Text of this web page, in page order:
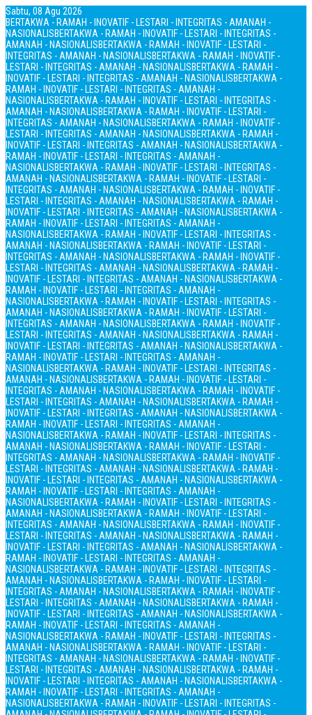
Sabtu, 08 Agu 2026
BERTAKWA - RAMAH - INOVATIF - LESTARI - INTEGRITAS - AMANAH -
NASIONALISBERTAKWA - RAMAH - INOVATIF - LESTARI - INTEGRITAS -
AMANAH - NASIONALISBERTAKWA - RAMAH - INOVATIF - LESTARI -
INTEGRITAS - AMANAH - NASIONALISBERTAKWA - RAMAH - INOVATIF -
LESTARI - INTEGRITAS - AMANAH - NASIONALISBERTAKWA - RAMAH -
INOVATIF - LESTARI - INTEGRITAS - AMANAH - NASIONALISBERTAKWA -
RAMAH - INOVATIF - LESTARI - INTEGRITAS - AMANAH -
NASIONALISBERTAKWA - RAMAH - INOVATIF - LESTARI - INTEGRITAS -
AMANAH - NASIONALISBERTAKWA - RAMAH - INOVATIF - LESTARI -
INTEGRITAS - AMANAH - NASIONALISBERTAKWA - RAMAH - INOVATIF -
LESTARI - INTEGRITAS - AMANAH - NASIONALISBERTAKWA - RAMAH -
INOVATIF - LESTARI - INTEGRITAS - AMANAH - NASIONALISBERTAKWA -
RAMAH - INOVATIF - LESTARI - INTEGRITAS - AMANAH -
NASIONALISBERTAKWA - RAMAH - INOVATIF - LESTARI - INTEGRITAS -
AMANAH - NASIONALISBERTAKWA - RAMAH - INOVATIF - LESTARI -
INTEGRITAS - AMANAH - NASIONALISBERTAKWA - RAMAH - INOVATIF -
LESTARI - INTEGRITAS - AMANAH - NASIONALISBERTAKWA - RAMAH -
INOVATIF - LESTARI - INTEGRITAS - AMANAH - NASIONALISBERTAKWA -
RAMAH - INOVATIF - LESTARI - INTEGRITAS - AMANAH -
NASIONALISBERTAKWA - RAMAH - INOVATIF - LESTARI - INTEGRITAS -
AMANAH - NASIONALISBERTAKWA - RAMAH - INOVATIF - LESTARI -
INTEGRITAS - AMANAH - NASIONALISBERTAKWA - RAMAH - INOVATIF -
LESTARI - INTEGRITAS - AMANAH - NASIONALISBERTAKWA - RAMAH -
INOVATIF - LESTARI - INTEGRITAS - AMANAH - NASIONALISBERTAKWA -
RAMAH - INOVATIF - LESTARI - INTEGRITAS - AMANAH -
NASIONALISBERTAKWA - RAMAH - INOVATIF - LESTARI - INTEGRITAS -
AMANAH - NASIONALISBERTAKWA - RAMAH - INOVATIF - LESTARI -
INTEGRITAS - AMANAH - NASIONALISBERTAKWA - RAMAH - INOVATIF -
LESTARI - INTEGRITAS - AMANAH - NASIONALISBERTAKWA - RAMAH -
INOVATIF - LESTARI - INTEGRITAS - AMANAH - NASIONALISBERTAKWA -
RAMAH - INOVATIF - LESTARI - INTEGRITAS - AMANAH -
NASIONALISBERTAKWA - RAMAH - INOVATIF - LESTARI - INTEGRITAS -
AMANAH - NASIONALISBERTAKWA - RAMAH - INOVATIF - LESTARI -
INTEGRITAS - AMANAH - NASIONALISBERTAKWA - RAMAH - INOVATIF -
LESTARI - INTEGRITAS - AMANAH - NASIONALISBERTAKWA - RAMAH -
INOVATIF - LESTARI - INTEGRITAS - AMANAH - NASIONALISBERTAKWA -
RAMAH - INOVATIF - LESTARI - INTEGRITAS - AMANAH -
NASIONALISBERTAKWA - RAMAH - INOVATIF - LESTARI - INTEGRITAS -
AMANAH - NASIONALISBERTAKWA - RAMAH - INOVATIF - LESTARI -
INTEGRITAS - AMANAH - NASIONALISBERTAKWA - RAMAH - INOVATIF -
LESTARI - INTEGRITAS - AMANAH - NASIONALISBERTAKWA - RAMAH -
INOVATIF - LESTARI - INTEGRITAS - AMANAH - NASIONALISBERTAKWA -
RAMAH - INOVATIF - LESTARI - INTEGRITAS - AMANAH -
NASIONALISBERTAKWA - RAMAH - INOVATIF - LESTARI - INTEGRITAS -
AMANAH - NASIONALISBERTAKWA - RAMAH - INOVATIF - LESTARI -
INTEGRITAS - AMANAH - NASIONALISBERTAKWA - RAMAH - INOVATIF -
LESTARI - INTEGRITAS - AMANAH - NASIONALISBERTAKWA - RAMAH -
INOVATIF - LESTARI - INTEGRITAS - AMANAH - NASIONALISBERTAKWA -
RAMAH - INOVATIF - LESTARI - INTEGRITAS - AMANAH -
NASIONALISBERTAKWA - RAMAH - INOVATIF - LESTARI - INTEGRITAS -
AMANAH - NASIONALISBERTAKWA - RAMAH - INOVATIF - LESTARI -
INTEGRITAS - AMANAH - NASIONALISBERTAKWA - RAMAH - INOVATIF -
LESTARI - INTEGRITAS - AMANAH - NASIONALISBERTAKWA - RAMAH -
INOVATIF - LESTARI - INTEGRITAS - AMANAH - NASIONALISBERTAKWA -
RAMAH - INOVATIF - LESTARI - INTEGRITAS - AMANAH -
NASIONALISBERTAKWA - RAMAH - INOVATIF - LESTARI - INTEGRITAS -
AMANAH - NASIONALISBERTAKWA - RAMAH - INOVATIF - LESTARI -
INTEGRITAS - AMANAH - NASIONALISBERTAKWA - RAMAH - INOVATIF -
LESTARI - INTEGRITAS - AMANAH - NASIONALISBERTAKWA - RAMAH -
INOVATIF - LESTARI - INTEGRITAS - AMANAH - NASIONALISBERTAKWA -
RAMAH - INOVATIF - LESTARI - INTEGRITAS - AMANAH -
NASIONALISBERTAKWA - RAMAH - INOVATIF - LESTARI - INTEGRITAS -